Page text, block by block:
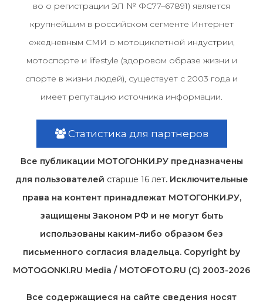
во о регистрации ЭЛ № ФС77–67891) является
крупнейшим в российском сегменте Интернет
ежедневным СМИ о мотоциклетной индустрии,
мотоспорте и lifestyle (здоровом образе жизни и
спорте в жизни людей), существует с 2003 года и
имеет репутацию источника информации.
Статистика для партнеров
Все публикации МОТОГОНКИ.РУ предназначены
для пользователей старше 16 лет. Исключительные
права на контент принадлежат МОТОГОНКИ.РУ,
защищены Законом РФ и не могут быть
использованы каким-либо образом без
письменного согласия владельца. Copyright by
MOTOGONKI.RU Media / MOTOFOTO.RU (C) 2003-2026
Все содержащиеся на cайте сведения носят